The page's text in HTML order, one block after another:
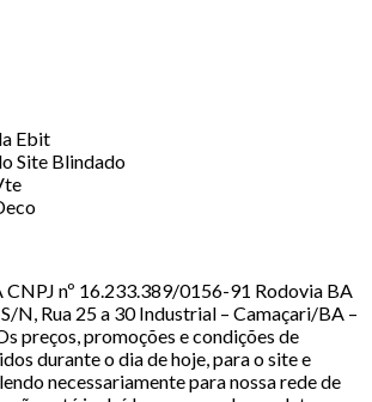
CNPJ nº 16.233.389/0156-91 Rodovia BA
N, Rua 25 a 30 Industrial – Camaçari/BA –
preços, promoções e condições de
durante o dia de hoje, para o site e
necessariamente para nossa rede de